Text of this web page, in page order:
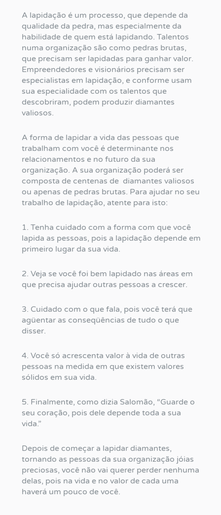
A lapidação é um processo, que depende da
qualidade da pedra, mas especialmente da
habilidade de quem está lapidando. Talentos
numa organização são como pedras brutas,
que precisam ser lapidadas para ganhar valor.
Empreendedores e visionários precisam ser
especialistas em lapidação, e conforme usam
sua especialidade com os talentos que
descobriram, podem produzir diamantes
valiosos.
A forma de lapidar a vida das pessoas que
trabalham com você é determinante nos
relacionamentos e no futuro da sua
organização. A sua organização poderá ser
composta de centenas de diamantes valiosos
ou apenas de pedras brutas. Para ajudar no seu
trabalho de lapidação, atente para isto:
1. Tenha cuidado com a forma com que você
lapida as pessoas, pois a lapidação depende em
primeiro lugar da sua vida.
2. Veja se você foi bem lapidado nas áreas em
que precisa ajudar outras pessoas a crescer.
3. Cuidado com o que fala, pois você terá que
agüentar as conseqüências de tudo o que
disser.
4. Você só acrescenta valor à vida de outras
pessoas na medida em que existem valores
sólidos em sua vida.
5. Finalmente, como dizia Salomão, “Guarde o
seu coração, pois dele depende toda a sua
vida.”
Depois de começar a lapidar diamantes,
tornando as pessoas da sua organização jóias
preciosas, você não vai querer perder nenhuma
delas, pois na vida e no valor de cada uma
haverá um pouco de você.